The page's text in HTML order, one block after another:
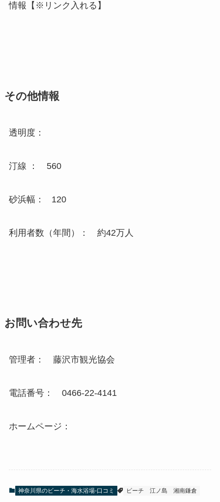
情報【※リンク入れる】
その他情報
透明度：
汀線 ： 560
砂浜幅： 120
利用者数（年間）： 約42万人
お問い合わせ先
管理者： 藤沢市観光協会
電話番号： 0466-22-4141
ホームページ：
神奈川県のビーチ・海水浴場-口コミ ビーチ 江ノ島 湘南鎌倉